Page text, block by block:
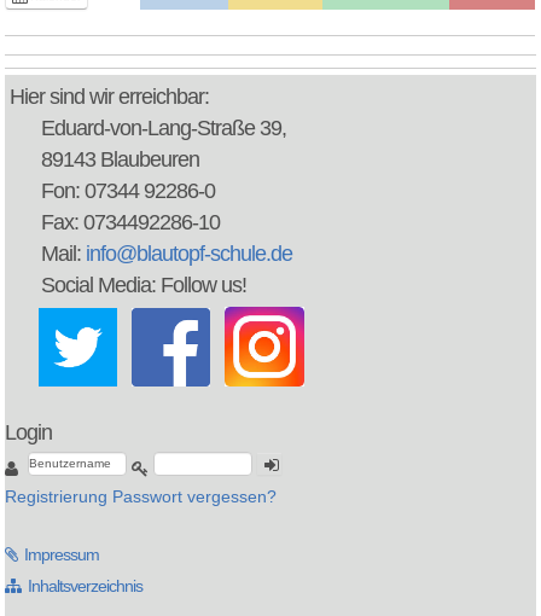
Hier sind wir erreichbar:
Eduard-von-Lang-Straße 39,
89143 Blaubeuren
Fon: 07344 92286-0
Fax: 0734492286-10
Mail: info@blautopf-schule.de
Social Media: Follow us!
Login
Registrierung Passwort vergessen?
Impressum
Inhaltsverzeichnis